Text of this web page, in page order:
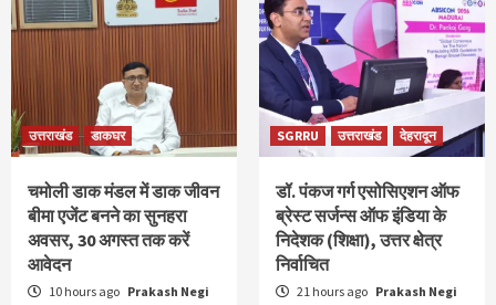
उत्तराखंड डाकघर
चमोली डाक मंडल में डाक जीवन
बीमा एजेंट बनने का सुनहरा
अवसर, 30 अगस्त तक करें
आवेदन
10 hours ago Prakash Negi
SGRRU उत्तराखंड देहरादून
डॉ. पंकज गर्ग एसोसिएशन ऑफ
ब्रेस्ट सर्जन्स ऑफ इंडिया के
निदेशक (शिक्षा), उत्तर क्षेत्र
निर्वाचित
21 hours ago Prakash Negi